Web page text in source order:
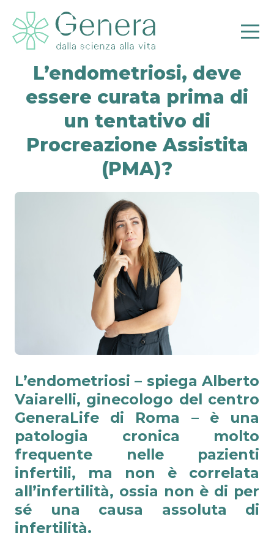
L’endometriosi, deve
essere curata prima di
un tentativo di
Procreazione Assistita
(PMA)?
L’endometriosi – spiega Alberto
Vaiarelli, ginecologo del centro
GeneraLife di Roma – è una
patologia cronica molto
frequente nelle pazienti
infertili, ma non è correlata
all’infertilità, ossia non è di per
sé una causa assoluta di
infertilità.